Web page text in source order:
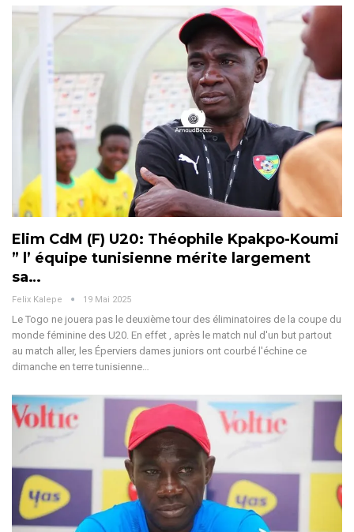
Elim CdM (F) U20: Théophile Kpakpo-Koumi
” l’ équipe tunisienne mérite largement
sa…
Felix Kalepe 19 Mai 2025
Le Togo ne jouera pas le deuxième tour des éliminatoires de la coupe du
monde féminine des U20. En effet , après le match nul d'un but partout
au match aller, les Éperviers dames juniors ont courbé l'échine ce
dimanche en terre tunisienne